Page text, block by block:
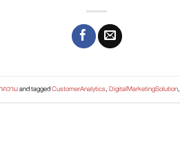
ความand taggedCustomerAnalytics,DigitalMarketingSolution,